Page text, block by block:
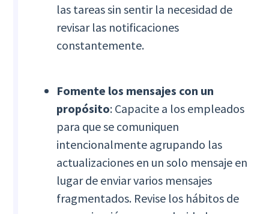
las tareas sin sentir la necesidad de
revisar las notificaciones
constantemente.
Fomente los mensajes con un
propósito: Capacite a los empleados
para que se comuniquen
intencionalmente agrupando las
actualizaciones en un solo mensaje en
lugar de enviar varios mensajes
fragmentados. Revise los hábitos de